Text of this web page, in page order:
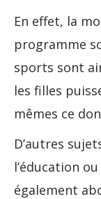
En effet, la
programme
sports sont
les filles
mêmes ce
D’autres
l’éducation
également